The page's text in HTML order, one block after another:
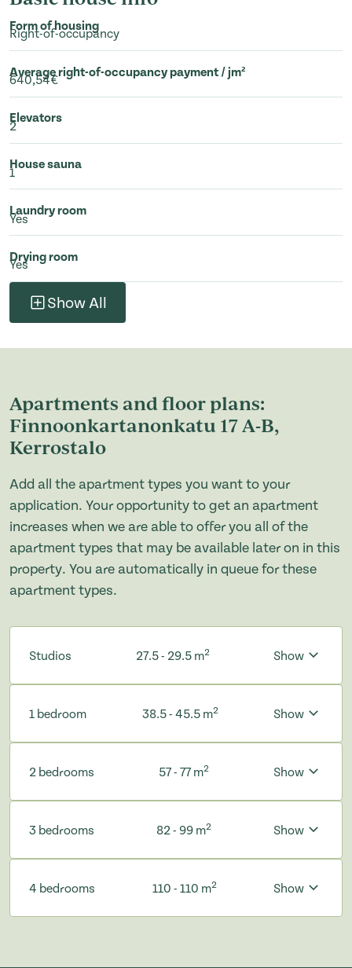
Form of housing
Right-of-occupancy
Average right-of-occupancy payment / jm²
640,54€
Elevators
2
House sauna
1
Laundry room
Yes
Drying room
Yes
Show All
Apartments and floor plans:
Finnoonkartanonkatu 17 A-B,
Kerrostalo
Add all the apartment types you want to your
application. Your opportunity to get an apartment
increases when we are able to offer you all of the
apartment types that may be available later on in this
property. You are automatically in queue for these
apartment types.
Studios 27.5 - 29.5 m2 Show
1 bedroom 38.5 - 45.5 m2 Show
2 bedrooms 57 - 77 m2 Show
3 bedrooms 82 - 99 m2 Show
4 bedrooms 110 - 110 m2 Show